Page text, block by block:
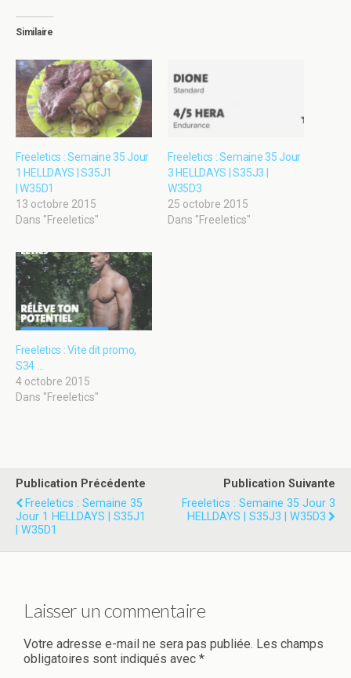
Similaire
Freeletics : Semaine 35 Jour
1 HELLDAYS | S35J1
| W35D1
13 octobre 2015
Dans "Freeletics"
Freeletics : Semaine 35 Jour
3 HELLDAYS | S35J3 |
W35D3
25 octobre 2015
Dans "Freeletics"
Freeletics : Vite dit promo,
S34 …
4 octobre 2015
Dans "Freeletics"
Publication Précédente
Freeletics : Semaine 35
Jour 1 HELLDAYS | S35J1
| W35D1
Publication Suivante
Freeletics : Semaine 35 Jour 3
HELLDAYS | S35J3 | W35D3
Laisser un commentaire
Votre adresse e-mail ne sera pas publiée. Les champs
obligatoires sont indiqués avec *